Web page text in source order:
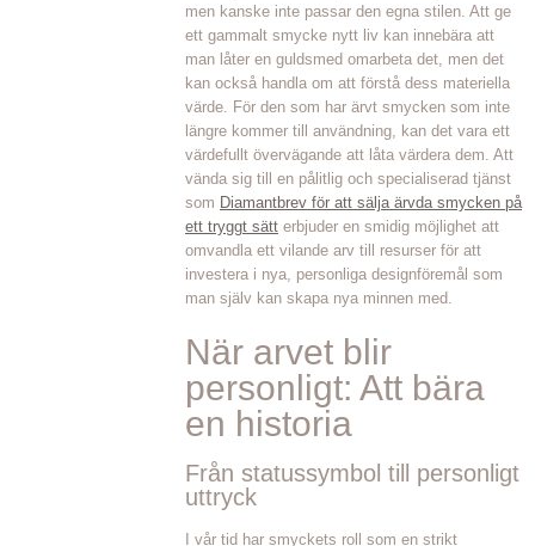
men kanske inte passar den egna stilen. Att ge
ett gammalt smycke nytt liv kan innebära att
man låter en guldsmed omarbeta det, men det
kan också handla om att förstå dess materiella
värde. För den som har ärvt smycken som inte
längre kommer till användning, kan det vara ett
värdefullt övervägande att låta värdera dem. Att
vända sig till en pålitlig och specialiserad tjänst
som Diamantbrev för att sälja ärvda smycken på
ett tryggt sätt erbjuder en smidig möjlighet att
omvandla ett vilande arv till resurser för att
investera i nya, personliga designföremål som
man själv kan skapa nya minnen med.
När arvet blir
personligt: Att bära
en historia
Från statussymbol till personligt
uttryck
I vår tid har smyckets roll som en strikt